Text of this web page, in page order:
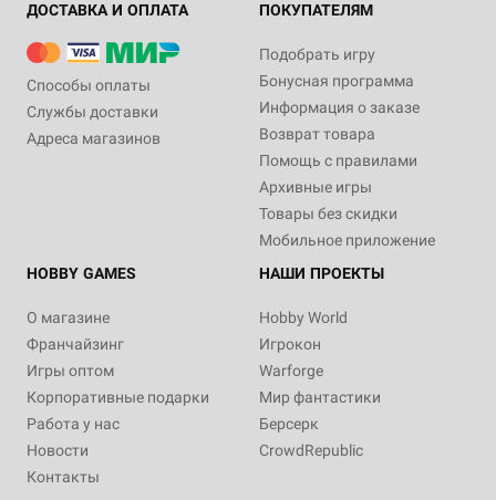
ДОСТАВКА И ОПЛАТА
Способы оплаты
Службы доставки
Адреса магазинов
ПОКУПАТЕЛЯМ
Подобрать игру
Бонусная программа
Информация о заказе
Возврат товара
Помощь с правилами
Архивные игры
Товары без скидки
Мобильное приложение
HOBBY GAMES
О магазине
Франчайзинг
Игры оптом
Корпоративные подарки
Работа у нас
Новости
Контакты
НАШИ ПРОЕКТЫ
Hobby World
Игрокон
Warforge
Мир фантастики
Берсерк
CrowdRepublic